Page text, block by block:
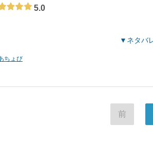
5.0
ネタバ
ちょび
前